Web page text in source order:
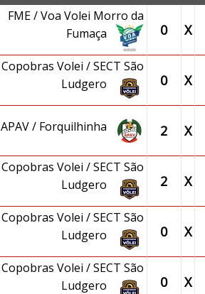
FME / Voa Volei Morro da
Fumaça
0 X
Copobras Volei / SECT São
Ludgero
0 X
APAV / Forquilhinha 2 X
Copobras Volei / SECT São
Ludgero
2 X
Copobras Volei / SECT São
Ludgero
0 X
Copobras Volei / SECT São
Ludgero
0 X